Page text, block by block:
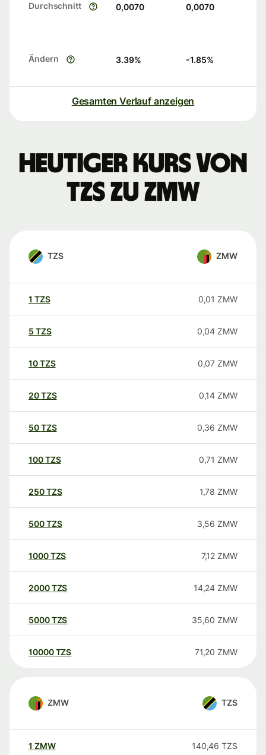
Durchschnitt 0,0070 0,0070
Ändern 3.39% -1.85%
Gesamten Verlauf anzeigen
Heutiger Kurs von
TZS zu ZMW
TZS ZMW
1 TZS 0,01 ZMW
5 TZS 0,04 ZMW
10TZS 0,07 ZMW
20TZS 0,14 ZMW
50TZS 0,36 ZMW
100TZS 0,71 ZMW
250TZS 1,78 ZMW
500TZS 3,56 ZMW
1000TZS 7,12 ZMW
2000TZS 14,24 ZMW
5000TZS 35,60 ZMW
10000 TZS 71,20 ZMW
ZMW TZS
1 ZMW 140,46 TZS